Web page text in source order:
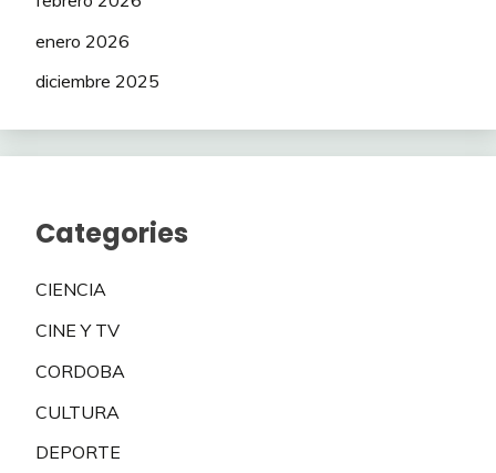
enero 2026
diciembre 2025
Categories
CIENCIA
CINE Y TV
CORDOBA
CULTURA
DEPORTE